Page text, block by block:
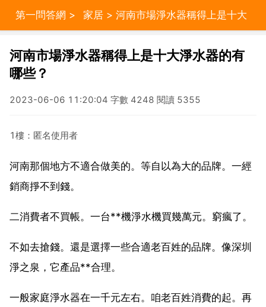
第一問答網 > 家居 > 河南市場淨水器稱得上是十大
淨水器的有哪些？
河南市場淨水器稱得上是十大淨水器的有
哪些？
2023-06-06 11:20:04 字數 4248 閱讀 5355
1樓：匿名使用者
河南那個地方不適合做美的。等自以為大的品牌。一經
銷商掙不到錢。
二消費者不買帳。一台**機淨水機買幾萬元。窮瘋了。
不如去搶錢。還是選擇一些合適老百姓的品牌。像深圳
淨之泉，它產品**合理。
一般家庭淨水器在一千元左右。咱老百姓消費的起。再